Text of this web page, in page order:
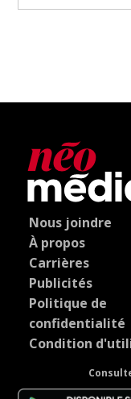
Nous joindre
À propos
Carrières
Publicités
Politique de
confidentialité
Condition